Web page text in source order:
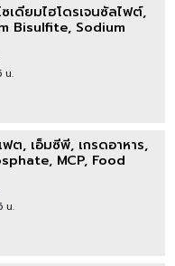
เดียมไฮโดรเจนซัลไฟต์,
Bisulfite, Sodium
น.
ต, เอ็มซีพี, เกรดอาหาร,
MCP, Food
น.